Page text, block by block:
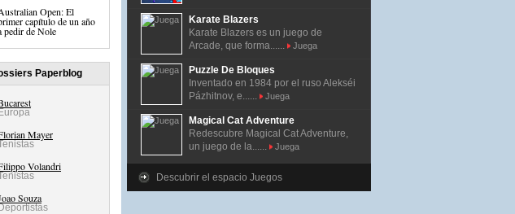
Open: El
capítulo de un año
pedir de Nole
Paperblog
Europa
Mayer
Volandri
Souza
Deportistas
Karate Blazers
Karate Blazers es un juego de
Arcade, que forma......
Juega
Puzzle De Bloques
Inventado en 1984 por el ruso Alekséi
Pázhitnov, e......
Juega
Magical Cat Adventure
Redescubre Magical Cat Adventure,
un juego de la......
Juega
Descubrir el espacio Juegos